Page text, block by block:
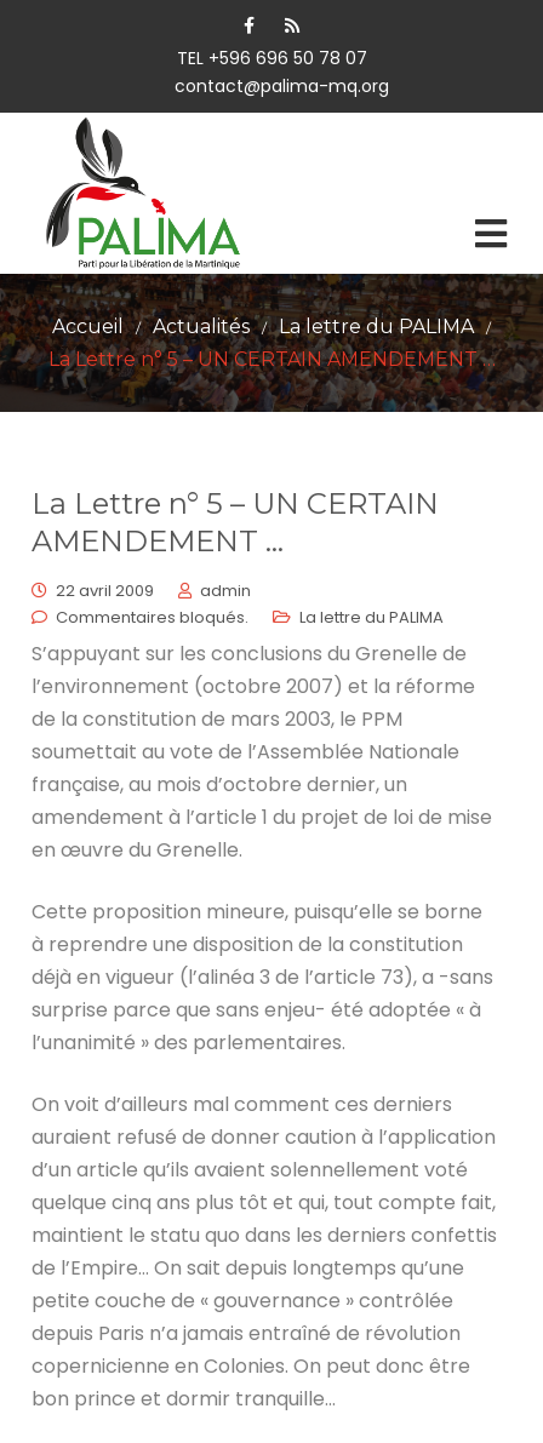
TEL +596 696 50 78 07
contact@palima-mq.org
Accueil / Actualités / La lettre du PALIMA /
La Lettre n° 5 – UN CERTAIN AMENDEMENT …
La Lettre n° 5 – UN CERTAIN
AMENDEMENT …
22 avril 2009
admin
Commentaires bloqués.
La lettre du PALIMA
S’appuyant sur les conclusions du Grenelle de
l’environnement (octobre 2007) et la réforme
de la constitution de mars 2003, le PPM
soumettait au vote de l’Assemblée Nationale
française, au mois d’octobre dernier, un
amendement à l’article 1 du projet de loi de mise
en œuvre du Grenelle.
Cette proposition mineure, puisqu’elle se borne
à reprendre une disposition de la constitution
déjà en vigueur (l’alinéa 3 de l’article 73), a -sans
surprise parce que sans enjeu- été adoptée « à
l’unanimité » des parlementaires.
On voit d’ailleurs mal comment ces derniers
auraient refusé de donner caution à l’application
d’un article qu’ils avaient solennellement voté
quelque cinq ans plus tôt et qui, tout compte fait,
maintient le statu quo dans les derniers confettis
de l’Empire… On sait depuis longtemps qu’une
petite couche de « gouvernance » contrôlée
depuis Paris n’a jamais entraîné de révolution
copernicienne en Colonies. On peut donc être
bon prince et dormir tranquille…